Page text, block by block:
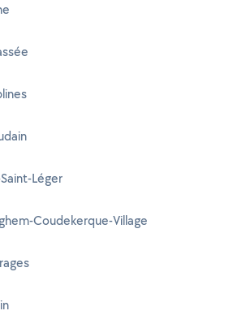
Léger
Coudekerque-Village